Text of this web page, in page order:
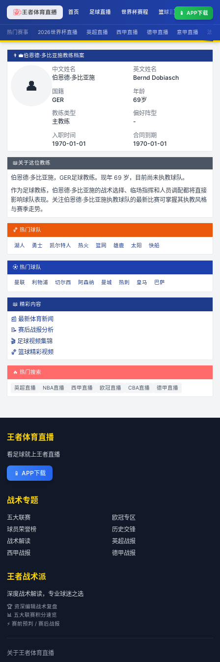
首页 足球直播 世界杯赛程 篮球直播 联赛积分
📱 APP下载
热门赛事 2026世界杯直播 英超直播 西甲直播 德甲直播 意甲直播 法甲
👨‍💼伯恩德·多比亚施教练档案
👤
中文姓名
伯恩德·多比亚施
英文姓名
Bernd Dobiasch
国籍
GER
年龄
69岁
教练类型
主教练
偏好阵型
-
入职时间
1970-01-01
合同到期
1970-01-01
📖关于这位教练
伯恩德·多比亚施， GER足球教练。 现年 69 岁，
目前尚未执教球队。
作为足球教练， 伯恩德·多比亚施的战术选择、临场指挥和人员调配都将直接
影响球队表现。关注伯恩德·多比亚施执教球队的最新比赛可掌握其执教风格
与赛季走势。
🏀 热门球队
湖人 勇士 凯尔特人 热火 篮网 雄鹿 太阳 快船
⚽ 热门球队
曼联 利物浦 切尔西 阿森纳 曼城 热刺 皇马 巴萨
📖 精彩内容
📰 最新体育新闻
📝 赛后战报分析
🎬 足球视频集锦
🏀 篮球精彩视频
🔥 热门搜索
英超直播 NBA直播 西甲直播 欧冠直播 CBA直播 德甲直播
王者体育直播
看足球就上王者直播
📱 APP下载
战术专题
五大联赛
欧冠专区
球员荣誉榜
历史交锋
战术解读
英超战报
西甲战报
德甲战报
王者战术派
深度战术解读，专业球迷之选
🏆 资深编辑战术复盘
📊 五大联赛积分速览
⚡ 赛前预判 / 赛后战报
关于王者体育直播